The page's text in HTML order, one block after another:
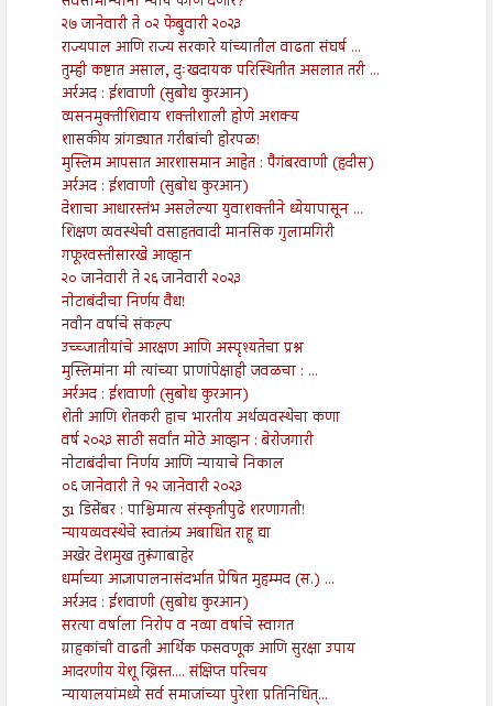
२७ जानेवारी ते ०२ फेब्रुवारी २०२३
राज्यपाल आणि राज्य सरकारे यांच्यातील वाढता संघर्ष ...
तुम्ही कष्टात असाल, दुःखदायक परिस्थितीत असलात तरी ...
अर्रअद : ईशवाणी (सुबोध कुरआन)
व्यसनमुक्तीशिवाय शक्तीशाली होणे अशक्य
शासकीय त्रांगड्यात गरीबांची होरपळ!
मुस्लिम आपसात आरशासमान आहेत : पैगंबरवाणी (हदीस)
अर्रअद : ईशवाणी (सुबोध कुरआन)
देशाचा आधारस्तंभ असलेल्या युवाशक्तीने ध्येयापासून ...
शिक्षण व्यवस्थेची वसाहतवादी मानसिक गुलामगिरी
गफूरवस्तीसारखे आव्हान
२० जानेवारी ते २६ जानेवारी २०२३
नोटाबंदीचा निर्णय वैध!
नवीन वर्षाचे संकल्प
उच्च्जातीयांचे आरक्षण आणि अस्पृश्यतेचा प्रश्न
मुस्लिमांना मी त्यांच्या प्राणांपेक्षाही जवळचा : ...
अर्रअद : ईशवाणी (सुबोध कुरआन)
शेती आणि शेतकरी हाच भारतीय अर्थव्यवस्थेचा कणा
वर्ष २०२३ साठी सर्वांत मोठे आव्हान : बेरोजगारी
नोटाबंदीचा निर्णय आणि न्यायाचे निकाल
०६ जानेवारी ते १२ जानेवारी २०२३
31 डिसेंबर : पाश्चिमात्य संस्कृतीपुढे शरणागती!
न्यायव्यवस्थेचे स्वातंत्र्य अबाधित राहू द्या
अखेर देशमुख तुरूंगाबाहेर
धर्माच्या आज्ञापालनासंदर्भात प्रेषित मुहम्मद (स.) ...
अर्रअद : ईशवाणी (सुबोध कुरआन)
सरत्या वर्षाला निरोप व नव्या वर्षाचे स्वागत
ग्राहकांची वाढती आर्थिक फसवणूक आणि सुरक्षा उपाय
आदरणीय येशू ख्रिस्त.... संक्षिप्त परिचय
न्यायालयांमध्ये सर्व समाजांच्या पुरेशा प्रतिनिधित्...